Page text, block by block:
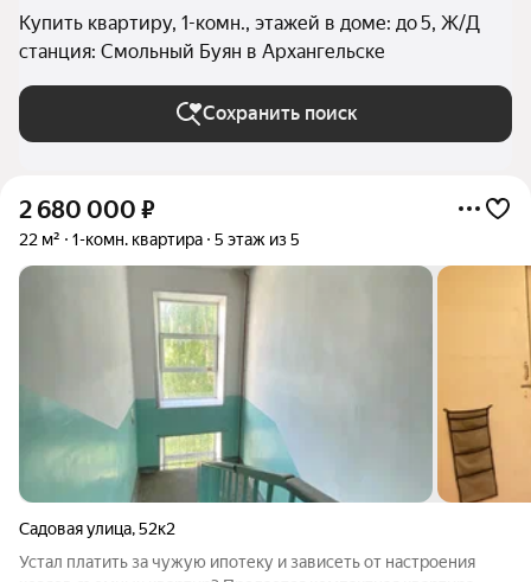
Купить квартиру, 1-комн., этажей в доме: до 5, Ж/Д
станция: Смольный Буян в Архангельске
Сохранить поиск
2 680 000 ₽
22 м² 1-комн. квартира 5 этаж из 5
Садовая улица,52к2
Устал платить за чужую ипотеку и зависеть от настроения